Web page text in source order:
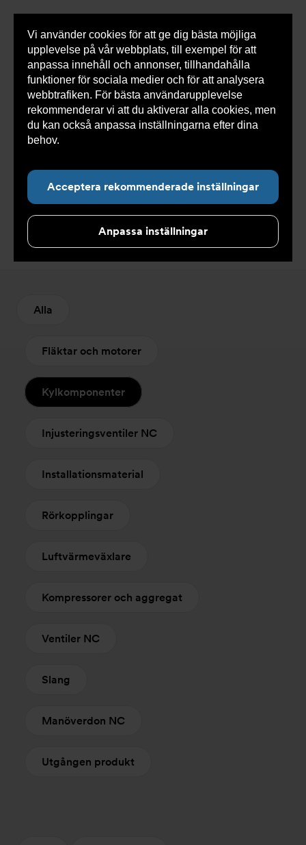
Vi använder cookies för att ge dig bästa möjliga
upplevelse på vår webbplats, till exempel för att
anpassa innehåll och annonser, tillhandahålla
funktioner för sociala medier och för att analysera
webbtrafiken. För bästa användarupplevelse
rekommenderar vi att du aktiverar alla cookies, men
du kan också anpassa inställningarna efter dina
behov.
Acceptera rekommenderade inställningar
Anpassa inställningar
0 varorSnabborder
Du
här:
Armatec > Produkter > Kyla > Kylkomponenter
Lågtryckspressostat
Lågtryckspressostat
Alla
Fläktar och motorer
Kylkomponenter
Injusteringsventiler NC
Installationsmaterial
Rörkopplingar
Luftvärmeväxlare
Kompressorer och aggregat
Ventiler NC
Slang
Manöverdon NC
Utgången produkt